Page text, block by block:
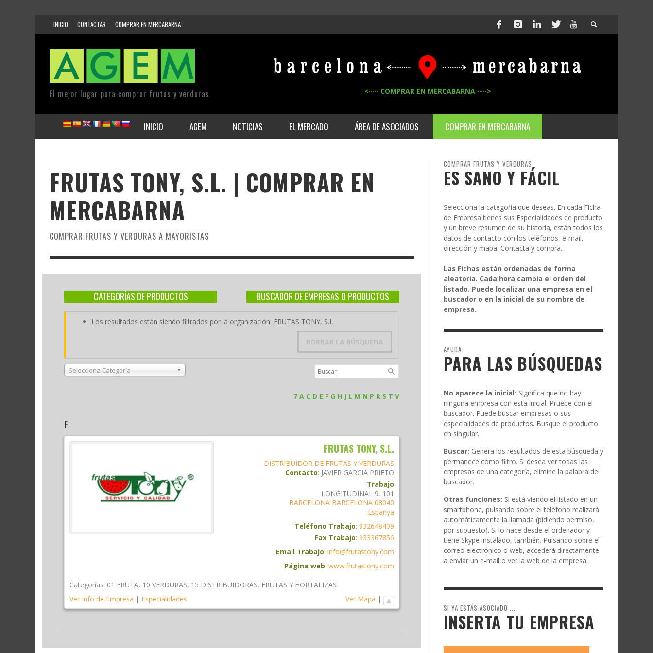
INICIO CONTACTAR COMPRAR EN MERCABARNA
El mejor lugar para comprar frutas y verduras <····· COMPRAR EN MERCABARNA ·····>
INICIO AGEM NOTICIAS EL MERCADO ÁREA DE ASOCIADOS COMPRAR EN MERCABARNA
FRUTAS TONY, S.L. | COMPRAR EN
MERCABARNA
COMPRAR FRUTAS Y VERDURAS A MAYORISTAS
CATEGORÍAS DE PRODUCTOS BUSCADOR DE EMPRESAS O PRODUCTOS
Los resultados están siendo filtrados por la organización: FRUTAS TONY, S.L.
BORRAR LA BÚSQUEDA
Selecciona Categoría
7 A C D E F G H J L M N P R S T V
F
FRUTAS TONY, S.L.
DISTRIBUIDOR DE FRUTAS Y VERDURAS
Contacto: JAVIER GARCIA PRIETO
Trabajo
LONGITUDINAL 9, 101
BARCELONA BARCELONA 08040
Espanya
Teléfono Trabajo: 932648409
Fax Trabajo: 933367856
Email Trabajo: info@frutastony.com
Página web: www.frutastony.com
Categorías: 01 FRUTA, 10 VERDURAS, 15 DISTRIBUIDORAS, FRUTAS Y HORTALIZAS
Ver Info de Empresa | Especialidades Ver Mapa |
COMPRAR FRUTAS Y VERDURAS
ES SANO Y FÁCIL
Selecciona la categoría que deseas. En cada Ficha
de Empresa tienes sus Especialidades de producto
y un breve resumen de su historia, están todos los
datos de contacto con los teléfonos, e-mail,
dirección y mapa. Contacta y compra.
Las Fichas están ordenadas de forma
aleatoria. Cada hora cambia el orden del
listado. Puede localizar una empresa en el
buscador o en la inicial de su nombre de
empresa.
AYUDA
PARA LAS BÚSQUEDAS
No aparece la inicial: Significa que no hay
ninguna empresa con esta inicial. Pruebe con el
buscador. Puede buscar empresas o sus
especialidades de productos. Busque el producto
en singular.
Buscar: Genera los resultados de esta búsqueda y
permanece como filtro. Si desea ver todas las
empresas de una categoría, elimine la palabra del
buscador.
Otras funciones: Si está viendo el listado en un
smartphone, pulsando sobre el teléfono realizará
automáticamente la llamada (pidiendo permiso,
por supuesto). Si lo hace desde el ordenador y
tiene Skype instalado, también. Pulsando sobre el
correo electrónico o web, accederá directamente
a enviar un e-mail o ver la web de la empresa.
SI YA ESTÁS ASOCIADO ...
INSERTA TU EMPRESA